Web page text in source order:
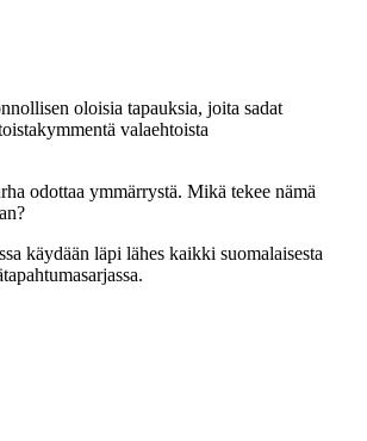
oloisia tapauksia, joita sadat
valaehtoista
odottaa ymmärrystä. Mikä tekee nämä
käydään läpi lähes kaikki suomalaisesta